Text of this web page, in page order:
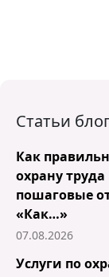
Статьи
Как
охрану
пошаговые
«Как…»
07.08.2026
Услуги по